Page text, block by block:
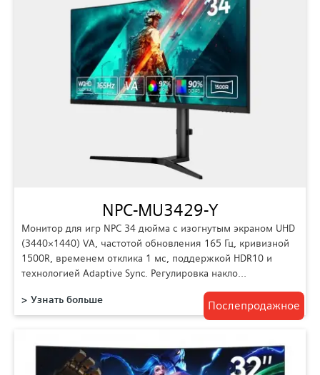
NPC-MU3429-Y
Монитор для игр NPC 34 дюйма с изогнутым экраном UHD
(3440×1440) VA, частотой обновления 165 Гц, кривизной
1500R, временем отклика 1 мс, поддержкой HDR10 и
технологией Adaptive Sync. Регулировка накло…
Узнать больше Послепродажное